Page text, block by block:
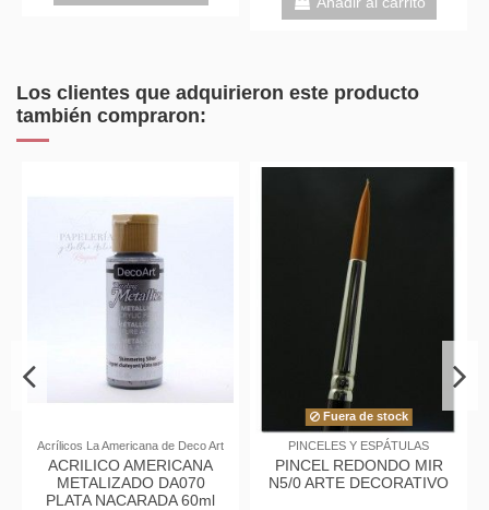
Los clientes que adquirieron este producto
también compraron:
La Americana de Deco Art
AMERICANA
DA070
NACARADA 60ml
Fuera de stock
PINCELES Y ESPÁTULAS
PINCEL REDONDO MIR
N5/0 ARTE DECORATIVO